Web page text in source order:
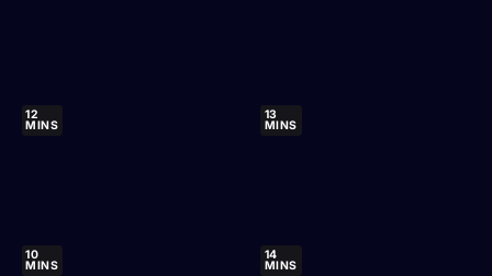
12
MINS
13
MINS
10
MINS
14
MINS